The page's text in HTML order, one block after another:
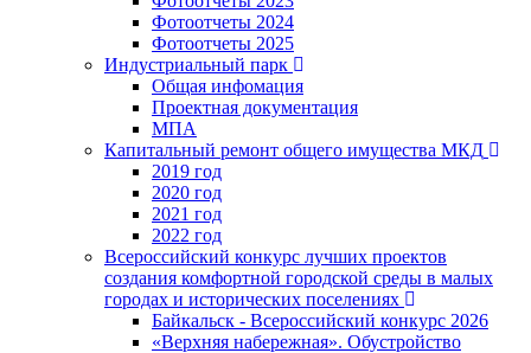
Фотоотчеты 2024
Фотоотчеты 2025
Индустриальный парк
Общая инфомация
Проектная документация
МПА
Капитальный ремонт общего имущества МКД
2019 год
2020 год
2021 год
2022 год
Всероссийский конкурс лучших проектов
создания комфортной городской среды в малых
городах и исторических поселениях
Байкальск - Всероссийский конкурс 2026
«Верхняя набережная». Обустройство